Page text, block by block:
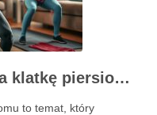
Efektywne ćwiczenia na klatkę piersiową w domu – przewodnik po treningu
to temat, który